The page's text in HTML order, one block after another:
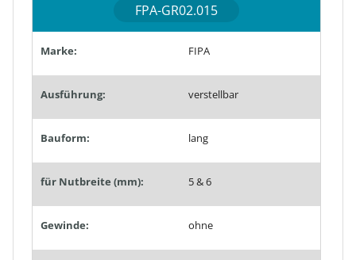
FPA-GR02.015
Marke: FIPA
Ausführung: verstellbar
Bauform: lang
für Nutbreite (mm): 5 & 6
Gewinde: ohne